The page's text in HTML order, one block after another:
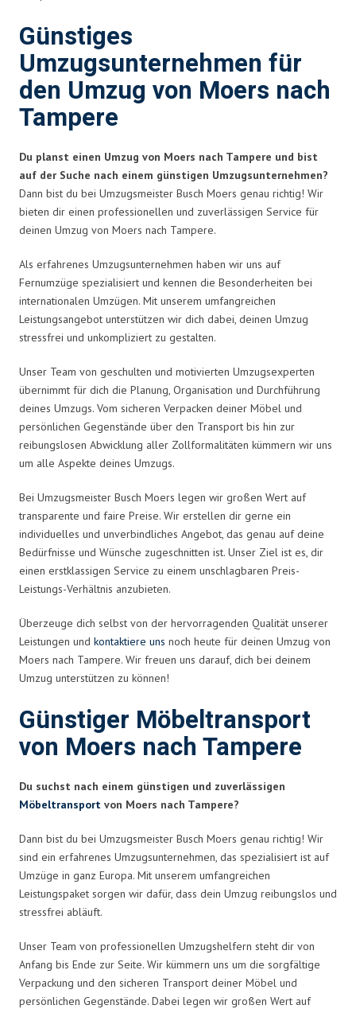
Günstiges
Umzugsunternehmen für
den Umzug von Moers nach
Tampere
Du planst einen Umzug von Moers nach Tampere und bist
auf der Suche nach einem günstigen Umzugsunternehmen?
Dann bist du bei Umzugsmeister Busch Moers genau richtig! Wir
bieten dir einen professionellen und zuverlässigen Service für
deinen Umzug von Moers nach Tampere.
Als erfahrenes Umzugsunternehmen haben wir uns auf
Fernumzüge spezialisiert und kennen die Besonderheiten bei
internationalen Umzügen. Mit unserem umfangreichen
Leistungsangebot unterstützen wir dich dabei, deinen Umzug
stressfrei und unkompliziert zu gestalten.
Unser Team von geschulten und motivierten Umzugsexperten
übernimmt für dich die Planung, Organisation und Durchführung
deines Umzugs. Vom sicheren Verpacken deiner Möbel und
persönlichen Gegenstände über den Transport bis hin zur
reibungslosen Abwicklung aller Zollformalitäten kümmern wir uns
um alle Aspekte deines Umzugs.
Bei Umzugsmeister Busch Moers legen wir großen Wert auf
transparente und faire Preise. Wir erstellen dir gerne ein
individuelles und unverbindliches Angebot, das genau auf deine
Bedürfnisse und Wünsche zugeschnitten ist. Unser Ziel ist es, dir
einen erstklassigen Service zu einem unschlagbaren Preis-
Leistungs-Verhältnis anzubieten.
Überzeuge dich selbst von der hervorragenden Qualität unserer
Leistungen und kontaktiere uns noch heute für deinen Umzug von
Moers nach Tampere. Wir freuen uns darauf, dich bei deinem
Umzug unterstützen zu können!
Günstiger Möbeltransport
von Moers nach Tampere
Du suchst nach einem günstigen und zuverlässigen
Möbeltransport von Moers nach Tampere?
Dann bist du bei Umzugsmeister Busch Moers genau richtig! Wir
sind ein erfahrenes Umzugsunternehmen, das spezialisiert ist auf
Umzüge in ganz Europa. Mit unserem umfangreichen
Leistungspaket sorgen wir dafür, dass dein Umzug reibungslos und
stressfrei abläuft.
Unser Team von professionellen Umzugshelfern steht dir von
Anfang bis Ende zur Seite. Wir kümmern uns um die sorgfältige
Verpackung und den sicheren Transport deiner Möbel und
persönlichen Gegenstände. Dabei legen wir großen Wert auf